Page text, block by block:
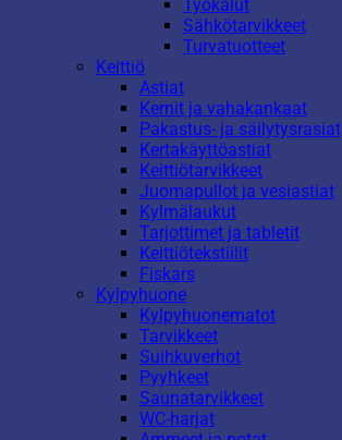
Työkalut
Sähkötarvikkeet
Turvatuotteet
Keittiö
Astiat
Kernit ja vahakankaat
Pakastus- ja säilytysrasiat
Kertakäyttöastiat
Keittiötarvikkeet
Juomapullot ja vesiastiat
Kylmälaukut
Tarjottimet ja tabletit
Keittiötekstiilit
Fiskars
Kylpyhuone
Kylpyhuonematot
Tarvikkeet
Suihkuverhot
Pyyhkeet
Saunatarvikkeet
WC-harjat